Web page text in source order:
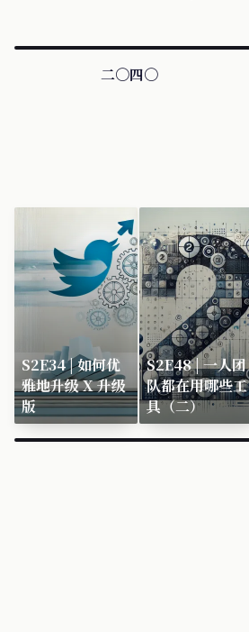
二〇四〇
S2E34 | 如何优
雅地升级 X 升级
版
S2E48 | 一人团
队都在用哪些工
具（二）